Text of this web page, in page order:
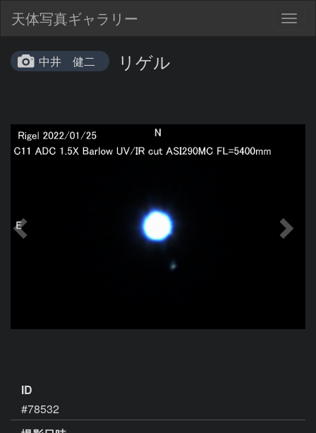
天体写真ギャラリー
中井 健二 リゲル
ID
#78532